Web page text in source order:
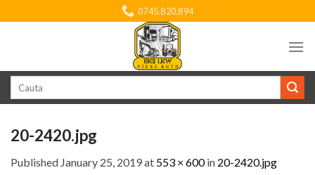
to
0745.820.894
20-2420.jpg
Published January 25, 2019at 553 × 600in 20-2420.jpg